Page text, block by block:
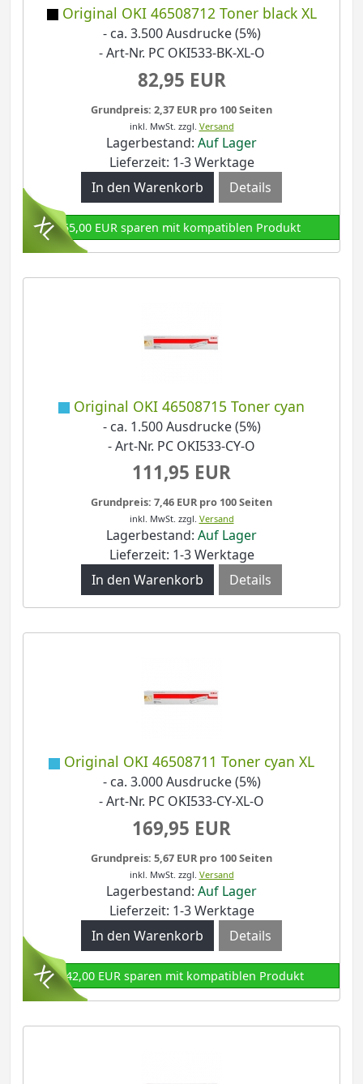
Original OKI 46508712 Toner black XL
- ca. 3.500 Ausdrucke (5%)
- Art-Nr. PC OKI533-BK-XL-O
82,95 EUR
Grundpreis: 2,37 EUR pro 100 Seiten
inkl. MwSt. zzgl. Versand
Lagerbestand: Auf Lager
Lieferzeit: 1-3 Werktage
Details
55,00 EUR sparen mit kompatiblen Produkt
Original OKI 46508715 Toner cyan
- ca. 1.500 Ausdrucke (5%)
- Art-Nr. PC OKI533-CY-O
111,95 EUR
Grundpreis: 7,46 EUR pro 100 Seiten
inkl. MwSt. zzgl. Versand
Lagerbestand: Auf Lager
Lieferzeit: 1-3 Werktage
Details
Original OKI 46508711 Toner cyan XL
- ca. 3.000 Ausdrucke (5%)
- Art-Nr. PC OKI533-CY-XL-O
169,95 EUR
Grundpreis: 5,67 EUR pro 100 Seiten
inkl. MwSt. zzgl. Versand
Lagerbestand: Auf Lager
Lieferzeit: 1-3 Werktage
Details
142,00 EUR sparen mit kompatiblen Produkt